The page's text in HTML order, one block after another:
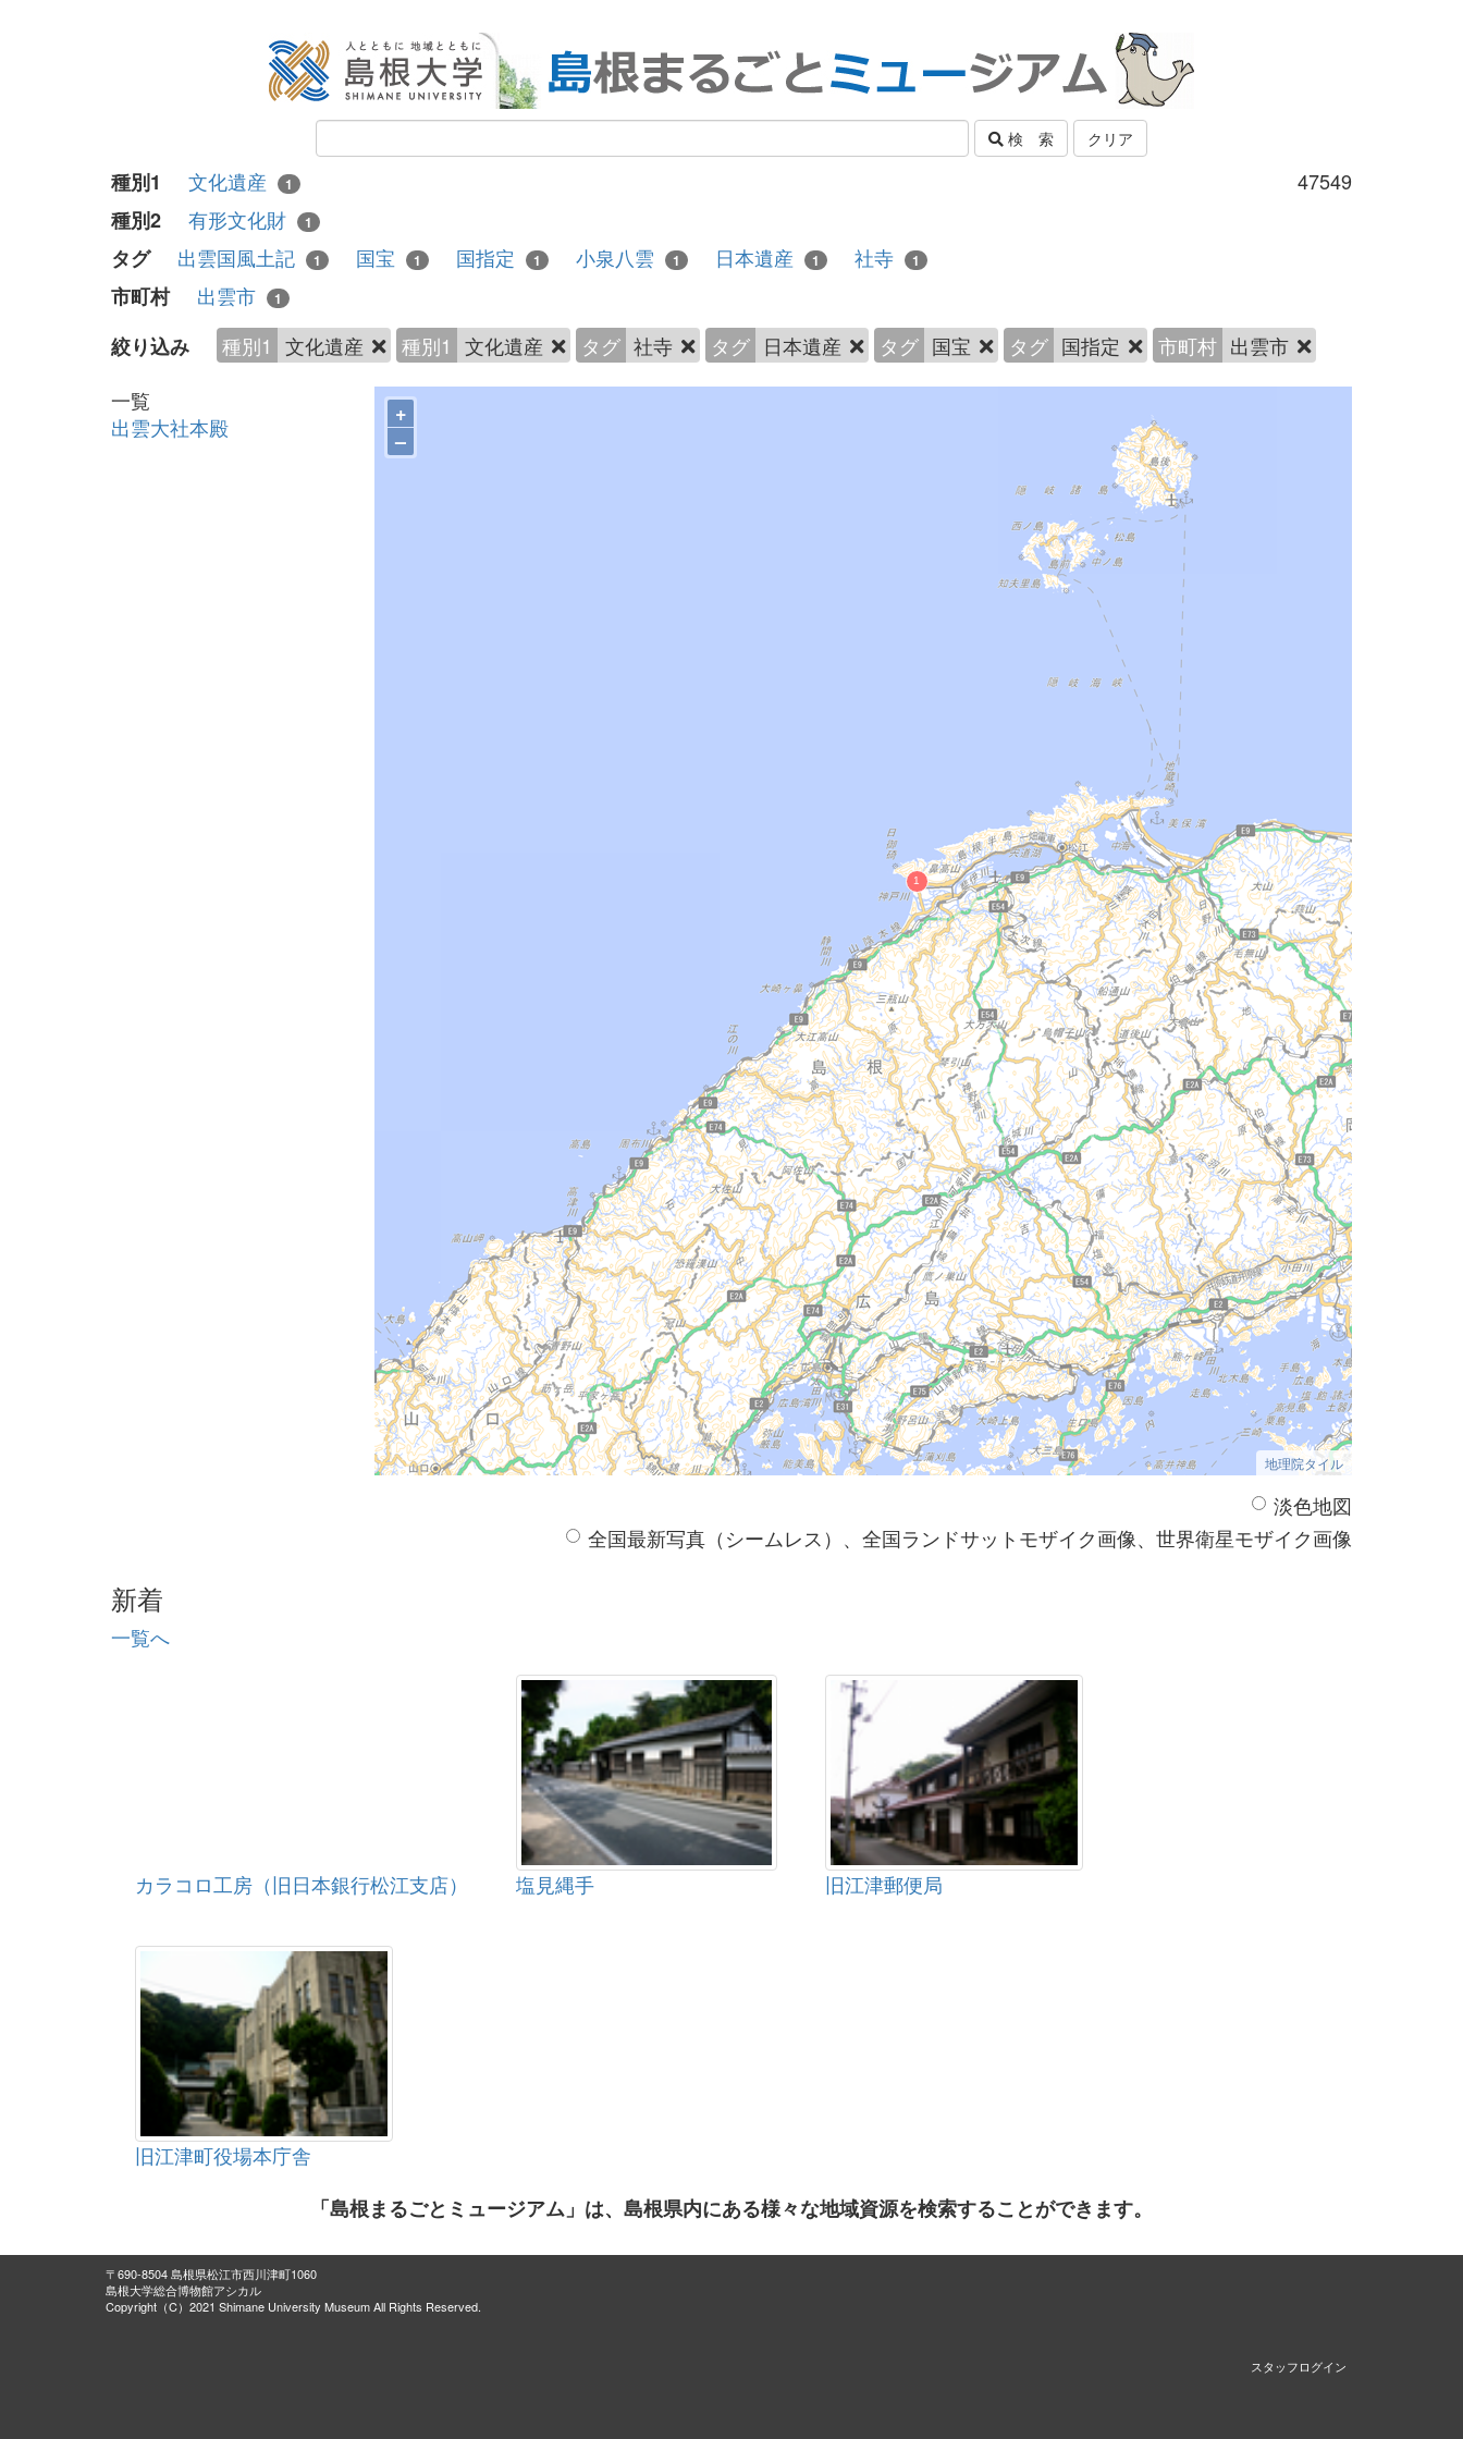
検 索 クリア
47549
種別1 文化遺産 1
種別2 有形文化財 1
タグ 出雲国風土記 1 国宝 1 国指定 1 小泉八雲 1 日本遺産 1 社寺 1
市町村 出雲市 1
絞り込み 種別1 文化遺産 種別1 文化遺産 タグ 社寺 タグ 日本遺産 タグ 国宝 タグ 国指定 市町村 出雲市
一覧
出雲大社本殿
+
–
地理院タイル
淡色地図
全国最新写真（シームレス）、全国ランドサットモザイク画像、世界衛星モザイク画像
新着
一覧へ
カラコロ工房（旧日本銀行松江支店） 塩見縄手 旧江津郵便局
旧江津町役場本庁舎
「島根まるごとミュージアム」は、島根県内にある様々な地域資源を検索することができます。
〒690-8504 島根県松江市西川津町1060
島根大学総合博物館アシカル
Copyright（C）2021 Shimane University Museum All Rights Reserved.
スタッフログイン